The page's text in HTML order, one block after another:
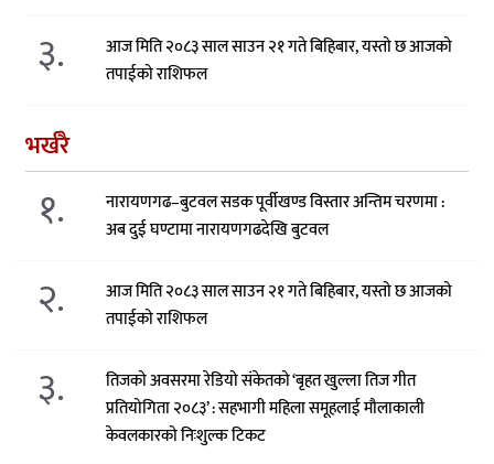
३.
आज मिति २०८३ साल साउन २१ गते बिहिबार, यस्तो छ आजको
तपाईको राशिफल
भर्खरै
१.
नारायणगढ–बुटवल सडक पूर्वीखण्ड विस्तार अन्तिम चरणमा :
अब दुई घण्टामा नारायणगढदेखि बुटवल
२.
आज मिति २०८३ साल साउन २१ गते बिहिबार, यस्तो छ आजको
तपाईको राशिफल
३.
तिजको अवसरमा रेडियो संकेतको ‘बृहत खुल्ला तिज गीत
प्रतियोगिता २०८३’ : सहभागी महिला समूहलाई मौलाकाली
केवलकारको निःशुल्क टिकट